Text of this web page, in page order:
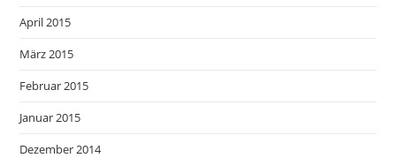
April 2015
März 2015
Februar 2015
Januar 2015
Dezember 2014